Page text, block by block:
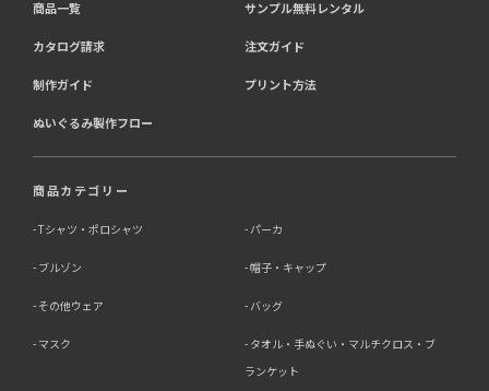
商品一覧 サンプル無料レンタル
カタログ請求 注文ガイド
制作ガイド プリント方法
ぬいぐるみ製作フロー
商品カテゴリー
Tシャツ・ポロシャツ パーカ
ブルゾン 帽子・キャップ
その他ウェア バッグ
マスク
タオル・手ぬぐい・マルチクロス・ブ
ランケット